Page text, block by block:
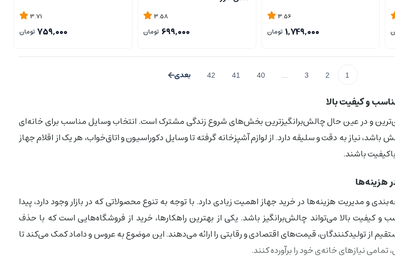
3.56
1,749,000 تومان
3.58
699,000 تومان
3.71
759,000 تومان
1
2
3
40
41
42
و کیفیت بالا
و در عین حال چالش‌برانگیزترین بخش‌های شروع زندگی مشترک است. انتخاب وسایل مناسب برای خانه‌ای
باشد، نیاز به دقت و سلیقه دارد. از لوازم آشپزخانه گرفته تا وسایل دکوراسیون و اتاق‌خواب، هر یک از اقلام جهاز
باکیفیت باشند.
هزینه‌ها
و مدیریت هزینه‌ها در خرید جهاز اهمیت زیادی دارد. با توجه به تنوع محصولاتی که در بازار وجود دارد، پیدا
کیفیت بالا می‌تواند چالش‌برانگیز باشد. یکی از بهترین راهکارها، خرید از فروشگاه‌هایی است که با حذف
از تولیدکنندگان، قیمت‌های اقتصادی و رقابتی را ارائه می‌دهند. این موضوع به عروس و داماد کمک می‌کند تا
نیازهای خانه‌ی خود را برآورده کنند.